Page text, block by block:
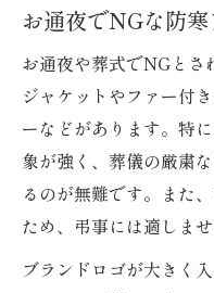
お通夜でNGな防
お通夜や葬式でNGとさ
ジャケットやファー付
ーなどがあります。特
象が強く、葬儀の厳粛
るのが無難です。また
ため、弔事には適しませ
ブランドロゴが大きく